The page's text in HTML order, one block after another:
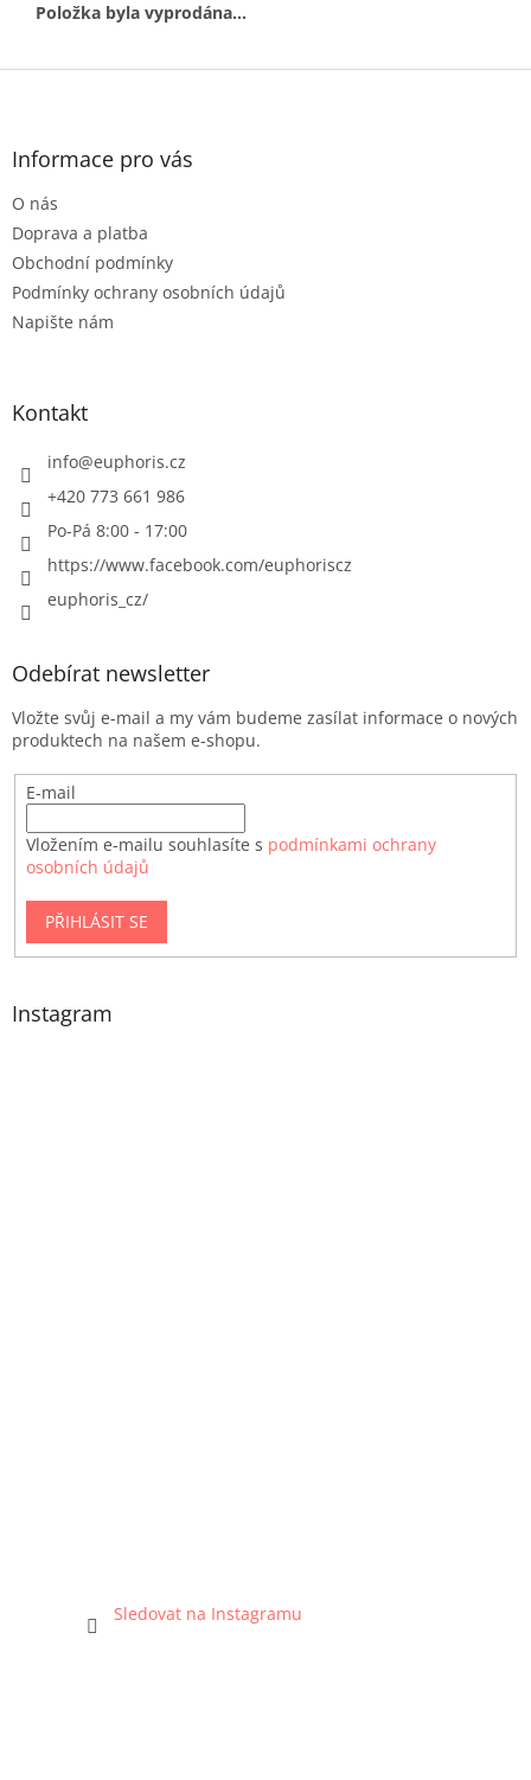
Položka byla vyprodána…
Z
Informace pro vás
O nás
Doprava a platba
Obchodní podmínky
Podmínky ochrany osobních údajů
Napište nám
Kontakt
info@euphoris.cz
+420 773 661 986
Po-Pá 8:00 - 17:00
https://www.facebook.com/euphoriscz
euphoris_cz/
Odebírat newsletter
Vložte svůj e-mail a my vám budeme zasílat informace o nových
produktech na našem e-shopu.
E-mail
Vložením e-mailu souhlasíte s podmínkami ochrany
osobních údajů
PŘIHLÁSIT SE
Instagram
Sledovat na Instagramu